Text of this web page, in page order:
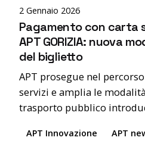
2 Gennaio 2026
Pagamento con carta
APT GORIZIA: nuova
del biglietto
APT prosegue nel
servizi e amplia le
trasporto pubblico
APT Innovazione APT